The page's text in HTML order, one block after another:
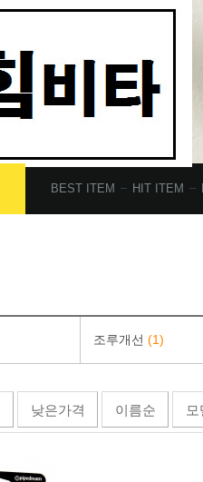
BEST ITEM HIT ITEM
조루개선 (1)
낮은가격 이름순 모